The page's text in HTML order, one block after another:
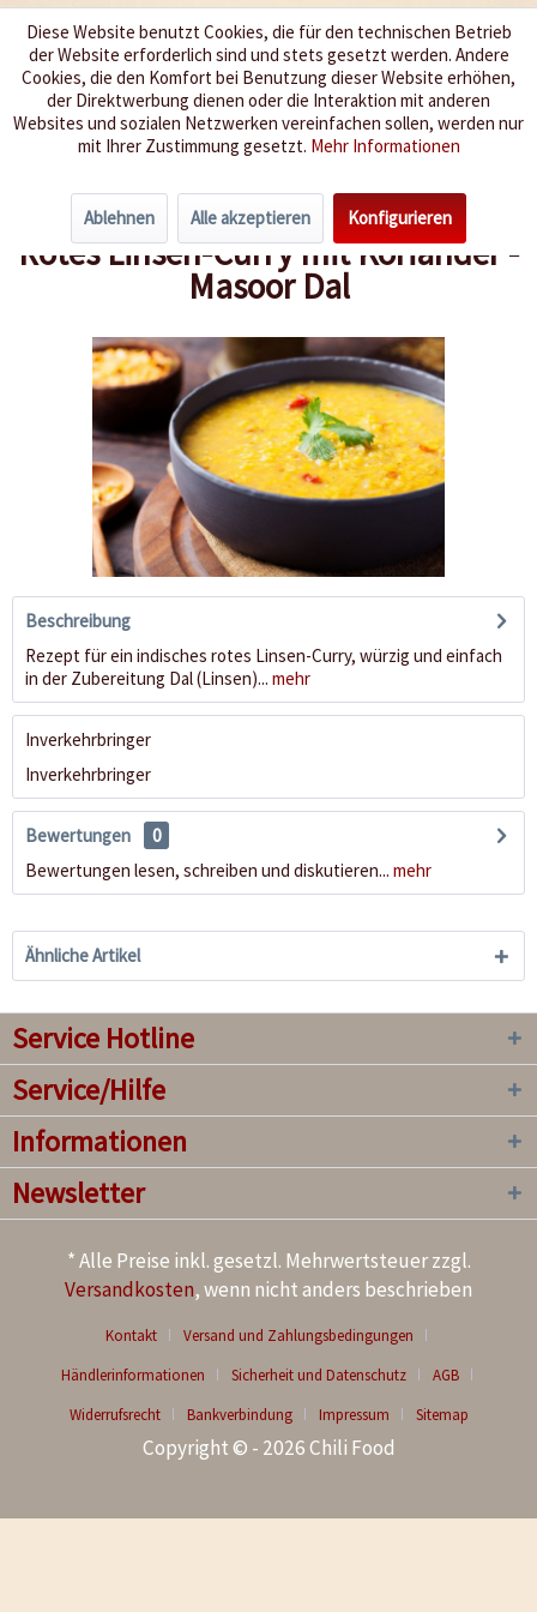
Wir würzen Ihr Leben
Menü
Übersicht Vegetarisch & vegan mit Chili
Rotes Linsen-Curry mit Koriander -
Masoor Dal
Beschreibung
Rezept für ein indisches rotes Linsen-Curry, würzig und einfach
in der Zubereitung Dal (Linsen)... mehr
Inverkehrbringer
Inverkehrbringer
Bewertungen
0
Bewertungen lesen, schreiben und diskutieren... mehr
Ähnliche Artikel
Service Hotline
Service/Hilfe
Informationen
Newsletter
* Alle Preise inkl. gesetzl. Mehrwertsteuer zzgl.
Versandkosten, wenn nicht anders beschrieben
Kontakt
Versand und Zahlungsbedingungen
Händlerinformationen
Sicherheit und Datenschutz
AGB
Widerrufsrecht
Bankverbindung Impressum Sitemap
Copyright © - 2026 Chili Food
Diese Website benutzt Cookies, die für den technischen Betrieb
der Website erforderlich sind und stets gesetzt werden. Andere
Cookies, die den Komfort bei Benutzung dieser Website erhöhen,
der Direktwerbung dienen oder die Interaktion mit anderen
Websites und sozialen Netzwerken vereinfachen sollen, werden nur
mit Ihrer Zustimmung gesetzt. Mehr Informationen
Ablehnen Alle akzeptieren Konfigurieren